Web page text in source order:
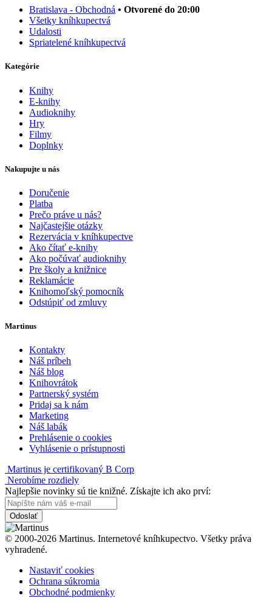
Bratislava - Obchodná • Otvorené do 20:00
Všetky kníhkupectvá
Udalosti
Spriatelené kníhkupectvá
Kategórie
Knihy
E-knihy
Audioknihy
Hry
Filmy
Doplnky
Nakupujte u nás
Doručenie
Platba
Prečo práve u nás?
Najčastejšie otázky
Rezervácia v kníhkupectve
Ako čítať e-knihy
Ako počúvať audioknihy
Pre školy a knižnice
Reklamácie
Knihomoľský pomocník
Odstúpiť od zmluvy
Martinus
Kontakty
Náš príbeh
Náš blog
Knihovrátok
Partnerský systém
Pridaj sa k nám
Marketing
Náš labák
Prehlásenie o cookies
Vyhlásenie o prístupnosti
Martinus je certifikovaný B Corp
Nerobíme rozdiely
Najlepšie novinky sú tie knižné. Získajte ich ako prví:
Odoslať
© 2000-2026 Martinus. Internetové kníhkupectvo. Všetky práva
vyhradené.
Nastaviť cookies
Ochrana súkromia
Obchodné podmienky